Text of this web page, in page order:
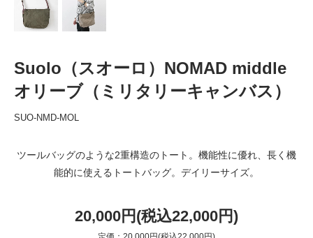
Suolo（スオーロ）NOMAD middle
オリーブ（ミリタリーキャンバス）
SUO-NMD-MOL
ツールバッグのような2重構造のトート。機能性に優れ、長く機
能的に使えるトートバッグ。デイリーサイズ。
20,000円(税込22,000円)